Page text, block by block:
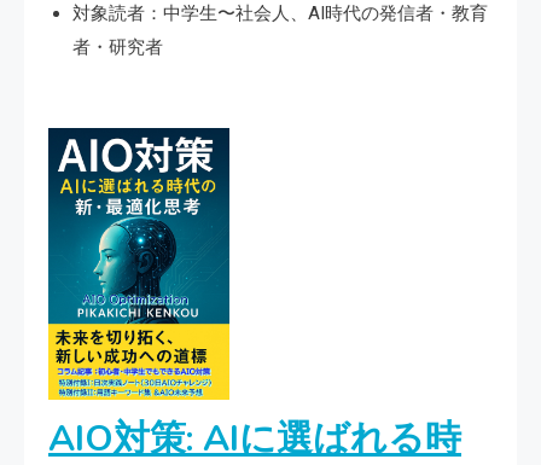
対象読者：中学生〜社会人、AI時代の発信者・教育
者・研究者
AIO対策: AIに選ばれる時